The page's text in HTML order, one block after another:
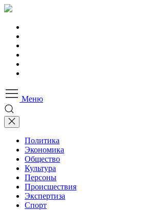
Меню
Политика
Экономика
Общество
Культура
Персоны
Происшествия
Экспертиза
Спорт